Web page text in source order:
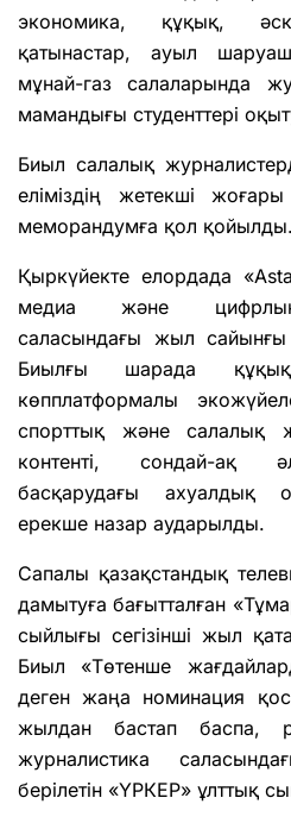
экономика, құқық,
қатынастар, ауыл
мұнай-газ салаларында
мамандығы студенттері
Биыл салалық
еліміздің жетекші
меморандумға қол қойылды.
Қыркүйекте елордада
медиа және цифрлық
саласындағы жыл сайынғы
Биылғы шарада
көпплатформалы
спорттық және салалық
контенті, сондай-ақ
басқарудағы ахуалдық
ерекше назар аударылды.
Сапалы қазақстандық
дамытуға бағытталған
сыйлығы сегізінші жыл
Биыл «Төтенше
деген жаңа номинация
жылдан бастап баспа,
журналистика
берілетін «ҮРКЕР» ұлттық